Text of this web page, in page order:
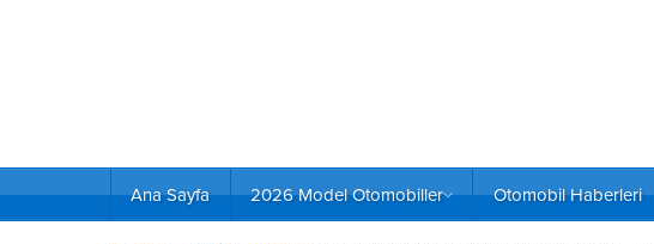
Ana Sayfa 2026 Model Otomobiller Otomobil Haberleri